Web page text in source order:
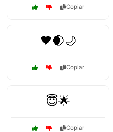
Copiar
🖤🌒🌙
Copiar
😇🌟
Copiar